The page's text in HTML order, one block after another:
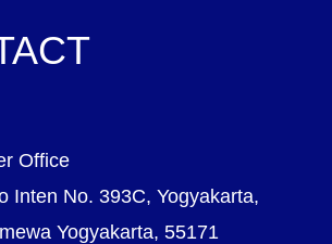
Office
Inten No. 393C, Yogyakarta,
Yogyakarta, 55171